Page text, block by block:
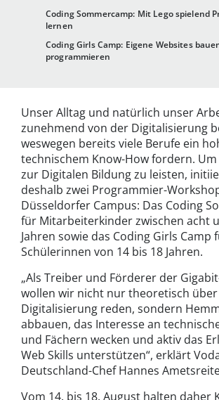
Coding Sommercamp: Mit Lego spielend
lernen
Coding Girls Camp: Eigene Websites
programmieren
Unser Alltag und natürlich unser
zunehmend von der Digitalisierung
weswegen bereits viele Berufe ein
technischem Know-How fordern.
zur Digitalen Bildung zu leisten,
deshalb zwei Programmier-
Düsseldorfer Campus: Das Coding
für Mitarbeiterkinder zwischen acht
Jahren sowie das Coding Girls Camp
Schülerinnen von 14 bis 18 Jahren.
„Als Treiber und Förderer der
wollen wir nicht nur theoretisch über
Digitalisierung reden, sondern
abbauen, das Interesse an
und Fächern wecken und aktiv das
Web Skills unterstützen“, erklärt
Deutschland-Chef Hannes
Vom 14. bis 18. August halten daher